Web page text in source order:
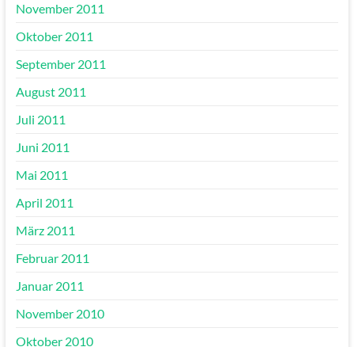
November 2011
Oktober 2011
September 2011
August 2011
Juli 2011
Juni 2011
Mai 2011
April 2011
März 2011
Februar 2011
Januar 2011
November 2010
Oktober 2010